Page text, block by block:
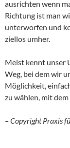
ausrichten wenn
Richtung ist man
unterworfen und
ziellos umher.
Meist kennt unser
Weg, bei dem wir
Möglichkeit,
zu wählen, mit
– Copyright Praxis